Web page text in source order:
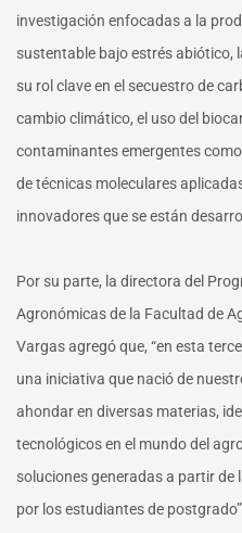
investigación enfocadas a la
sustentable bajo estrés abiótico,
su rol clave en el secuestro de
cambio climático, el uso del
contaminantes emergentes
de técnicas moleculares
innovadores que se están
Por su parte, la directora del
Agronómicas de la Facultad de
Vargas agregó que, “en esta
una iniciativa que nació de
ahondar en diversas materias,
tecnológicos en el mundo del
soluciones generadas a partir
por los estudiantes de